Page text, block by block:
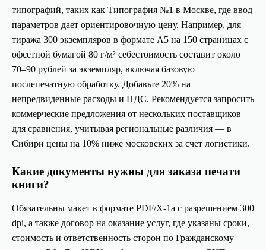
типографий, таких как Типография №1 в Москве, где ввод
параметров дает ориентировочную цену. Например, для
тиража 300 экземпляров в формате А5 на 150 страницах с
офсетной бумагой 80 г/м² себестоимость составит около
70–90 рублей за экземпляр, включая базовую
послепечатную обработку. Добавьте 20% на
непредвиденные расходы и НДС. Рекомендуется запросить
коммерческие предложения от нескольких поставщиков
для сравнения, учитывая региональные различия — в
Сибири цены на 10% ниже московских за счет логистики.
Какие документы нужны для заказа печати
книги?
Обязательны макет в формате PDF/X-1a с разрешением 300
dpi, а также договор на оказание услуг, где указаны сроки,
стоимость и ответственность сторон по Гражданскому
ra_transreklama@mail.ru
пн-чт: 9:00 до 18:00
пт: с 9:00 до 17:00
Офис
г. Армавир
ул. Лавриненко, 1/2
г. Мелитополь
ул. Ломоносова 341
г. Краснодар